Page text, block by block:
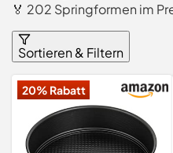
🏅 202 Springformen im
Sortieren & Filtern
20% Rabatt